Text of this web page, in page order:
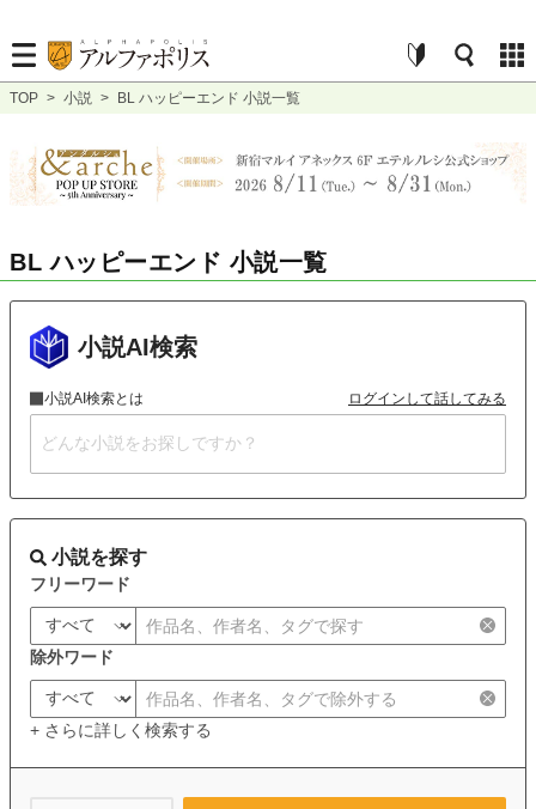
TOP > 小説 > BL ハッピーエンド 小説一覧
BL ハッピーエンド 小説一覧
小説AI検索
小説AI検索とは ログインして話してみる
小説を探す
フリーワード
除外ワード
+ さらに詳しく検索する